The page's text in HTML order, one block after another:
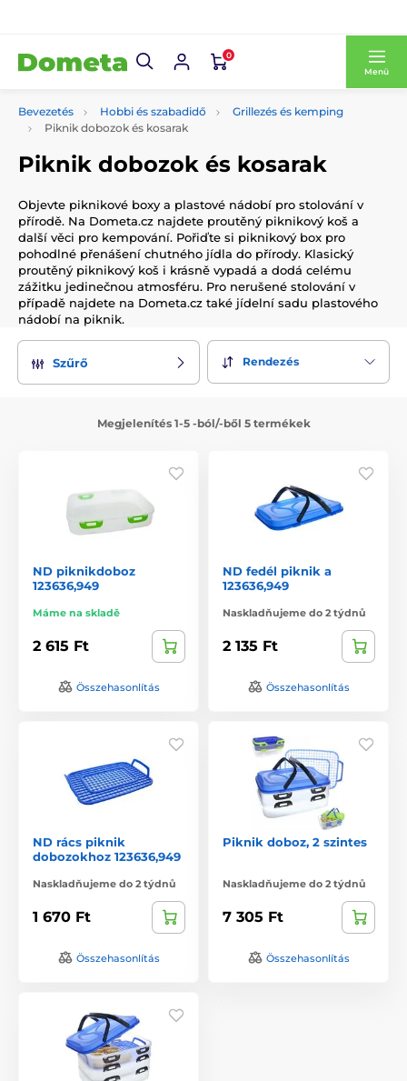
0
Menü
Bevezetés Hobbi és szabadidő
Grillezés és kemping
Piknik dobozok és kosarak
Piknik dobozok és kosarak
Objevte piknikové boxy a plastové nádobí pro stolování v
přírodě. Na Dometa.cz najdete proutěný piknikový koš a
další věci pro kempování. Pořiďte si piknikový box pro
pohodlné přenášení chutného jídla do přírody. Klasický
proutěný piknikový koš i krásně vypadá a dodá celému
zážitku jedinečnou atmosféru. Pro nerušené stolování v
případě najdete na Dometa.cz také jídelní sadu plastového
nádobí na piknik.
Szűrő Rendezés
Megjelenítés 1-5 -ból/-ből 5 termékek
ND piknikdoboz
123636,949
Máme na skladě
2 615 Ft
Összehasonlítás
ND fedél piknik a
123636,949
Naskladňujeme do 2 týdnů
2 135 Ft
Összehasonlítás
ND rács piknik
dobozokhoz 123636,949
Naskladňujeme do 2 týdnů
1 670 Ft
Összehasonlítás
Piknik doboz, 2 szintes
Naskladňujeme do 2 týdnů
7 305 Ft
Összehasonlítás